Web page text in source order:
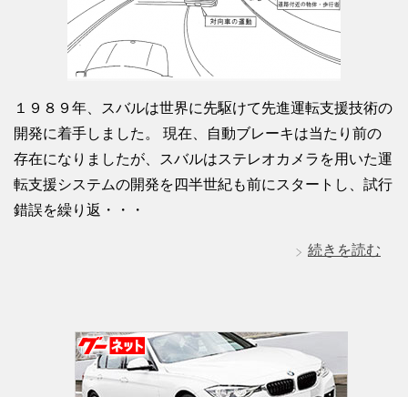
１９８９年、スバルは世界に先駆けて先進運転支援技術の
開発に着手しました。 現在、自動ブレーキは当たり前の
存在になりましたが、スバルはステレオカメラを用いた運
転支援システムの開発を四半世紀も前にスタートし、試行
錯誤を繰り返・・・
続きを読む